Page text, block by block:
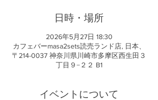
日時・場所
2026年5月27日 18:30
カフェバーmasa2sets読売ランド店, 日本、
〒214-0037 神奈川県川崎市多摩区西生田３
丁目９−２２ B1
イベントについて